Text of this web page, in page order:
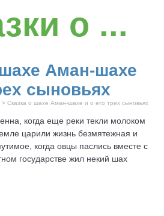
о ...
Аман-шахе
сыновьях
> Сказка о шахе Аман-шахе и о его трех сыновьях
когда еще реки текли молоком
царили жизнь безмятежная и
когда овцы паслись вместе с
государстве жил некий шах